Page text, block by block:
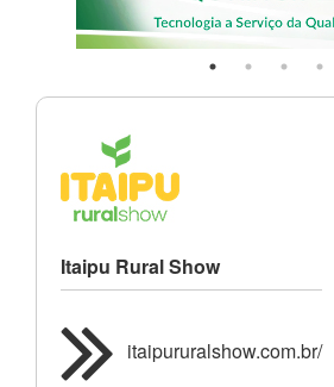
Itaipu Rural Show
itaipururalshow.com.br/